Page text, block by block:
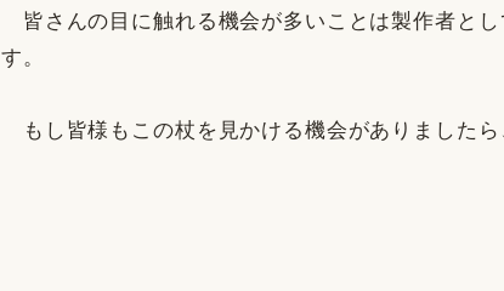
皆さんの目に触れる機会が多いことは製作者とし
す。
もし皆様もこの杖を見かける機会がありました